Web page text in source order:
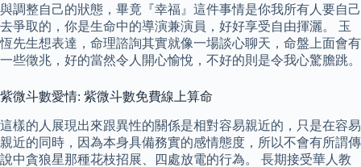
與調整自己的狀態，畢竟『幸福』這件事情是你我所有人要自己
去爭取的，你是生命中的導演兼演員，好好享受自由揮灑。 玉
恆先生想表達，命理諮詢其實就像一場談心聊天，命盤上面會有
一些徵兆，好的當然令人開心愉悅，不好的則是令我心驚膽跳。
紫微斗數愛情: 紫微斗數免費線上算命
這樣的人展現出來跟異性的關係是相對容易親近的，只是在容易
親近的同時，因為本身具備務實的感情態度，所以不會有所謂傳
說中貪狼星那種花枝招展、四處放電的行為。 長期接受華人教